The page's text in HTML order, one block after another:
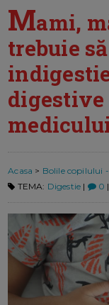
Mami,
trebuie
Acasa > Bolile copilului
TEMA: Digestie | 0 |